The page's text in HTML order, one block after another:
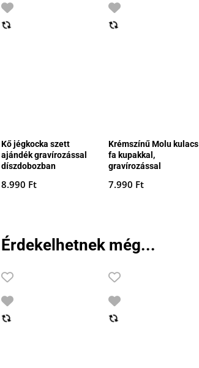
Kő jégkocka szett
ajándék gravírozással
díszdobozban
8.990 Ft
Krémszínű Molu kulacs
fa kupakkal,
gravírozással
7.990 Ft
Érdekelhetnek még...